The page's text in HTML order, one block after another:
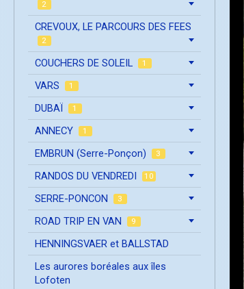
2
CREVOUX, LE PARCOURS DES FEES
2
COUCHERS DE SOLEIL 1
VARS 1
DUBAÏ 1
ANNECY 1
EMBRUN (Serre-Ponçon) 3
RANDOS DU VENDREDI 10
SERRE-PONCON 3
ROAD TRIP EN VAN 9
HENNINGSVAER et BALLSTAD
Les aurores boréales aux îles
Lofoten